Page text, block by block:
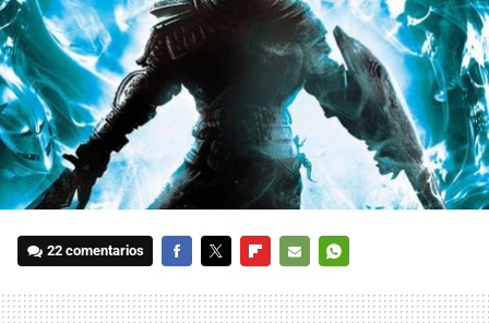
22 comentarios
MAIL